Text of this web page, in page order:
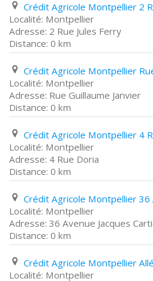
Montpellier
2 Rue Jules Ferry
0 km
Montpellier
Rue Guillaume Janvier
0 km
Montpellier
4 Rue Doria
0 km
Montpellier
36 Avenue Jacques
0 km
Montpellier